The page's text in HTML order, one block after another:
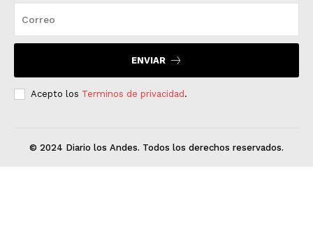
ENVIAR
Acepto los Terminos de privacidad.
© 2024 Diario los Andes. Todos los derechos reservados.